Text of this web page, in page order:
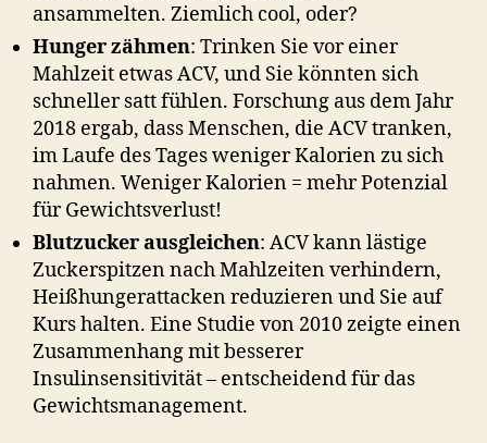
ansammelten. Ziemlich cool, oder?
Hunger zähmen: Trinken Sie vor einer
Mahlzeit etwas ACV, und Sie könnten sich
schneller satt fühlen. Forschung aus dem Jahr
2018 ergab, dass Menschen, die ACV tranken,
im Laufe des Tages weniger Kalorien zu sich
nahmen. Weniger Kalorien = mehr Potenzial
für Gewichtsverlust!
Blutzucker ausgleichen: ACV kann lästige
Zuckerspitzen nach Mahlzeiten verhindern,
Heißhungerattacken reduzieren und Sie auf
Kurs halten. Eine Studie von 2010 zeigte einen
Zusammenhang mit besserer
Insulinsensitivität – entscheidend für das
Gewichtsmanagement.